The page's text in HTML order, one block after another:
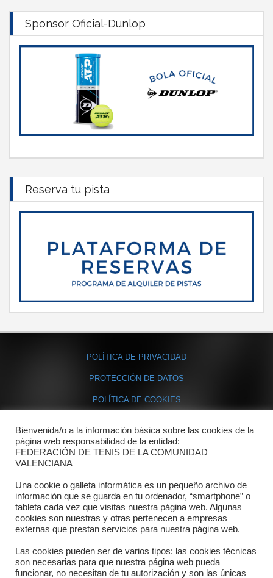
Sponsor Oficial-Dunlop
Reserva tu pista
POLÍTICA DE PRIVACIDAD
PROTECCIÓN DE DATOS
POLÍTICA DE COOKIES
Contacto
Dónde estamos
Directorio departamentos
Horario
Formulario de contacto
Bienvenida/o a la información básica sobre las cookies de la
página web responsabilidad de la entidad:
FEDERACIÓN DE TENIS DE LA COMUNIDAD
VALENCIANA
Una cookie o galleta informática es un pequeño archivo de
información que se guarda en tu ordenador, “smartphone” o
tableta cada vez que visitas nuestra página web. Algunas
cookies son nuestras y otras pertenecen a empresas
externas que prestan servicios para nuestra página web.
Las cookies pueden ser de varios tipos: las cookies técnicas
son necesarias para que nuestra página web pueda
funcionar, no necesitan de tu autorización y son las únicas